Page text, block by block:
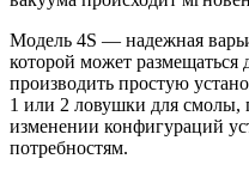
Модель 4S — надежная
которой может размещаться
производить простую
1 или 2 ловушки для смолы,
изменении конфигураций
потребностям.